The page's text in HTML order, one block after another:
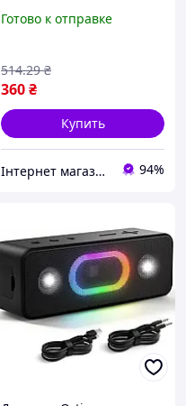
TG368, Красный /
Готово к отправке
360₴
514.29 ₴
Купить
Інтернет магазин Сенс 94%